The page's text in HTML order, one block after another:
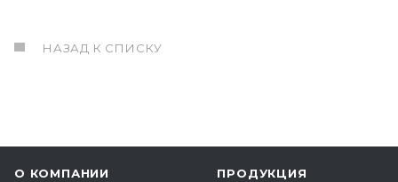
НАЗАД К СПИСКУ
О КОМПАНИИ ПРОДУКЦИЯ